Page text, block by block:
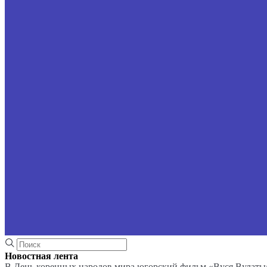
Новостная лента